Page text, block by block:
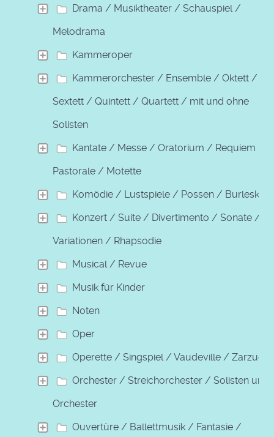
Drama / Musiktheater / Schauspiel /
Melodrama
Kammeroper
Kammerorchester / Ensemble / Oktett /
Sextett / Quintett / Quartett / mit und ohne
Solisten
Kantate / Messe / Oratorium / Requiem /
Pastorale / Motette
Komödie / Lustspiele / Possen / Burleske
Konzert / Suite / Divertimento / Sonate /
Variationen / Rhapsodie
Musical / Revue
Musik für Kinder
Noten
Oper
Operette / Singspiel / Vaudeville / Zarzuela
Orchester / Streichorchester / Solisten und
Orchester
Ouvertüre / Ballettmusik / Fantasie /